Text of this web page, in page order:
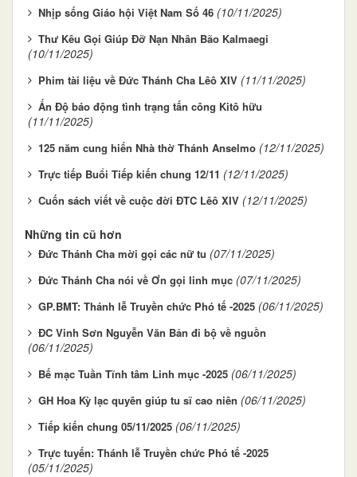
Nhịp sống Giáo hội Việt Nam Số 46 (10/11/2025)
Thư Kêu Gọi Giúp Đỡ Nạn Nhân Bão Kalmaegi
(10/11/2025)
Phim tài liệu về Đức Thánh Cha Lêô XIV (11/11/2025)
Ấn Độ báo động tình trạng tấn công Kitô hữu
(11/11/2025)
125 năm cung hiến Nhà thờ Thánh Anselmo (12/11/2025)
Trực tiếp Buổi Tiếp kiến chung 12/11 (12/11/2025)
Cuốn sách viết về cuộc đời ĐTC Lêô XIV (12/11/2025)
Những tin cũ hơn
Đức Thánh Cha mời gọi các nữ tu (07/11/2025)
Đức Thánh Cha nói về Ơn gọi linh mục (07/11/2025)
GP.BMT: Thánh lễ Truyền chức Phó tế -2025 (06/11/2025)
ĐC Vinh Sơn Nguyễn Văn Bản đi bộ về nguồn
(06/11/2025)
Bế mạc Tuần Tĩnh tâm Linh mục -2025 (06/11/2025)
GH Hoa Kỳ lạc quyên giúp tu sĩ cao niên (06/11/2025)
Tiếp kiến chung 05/11/2025 (06/11/2025)
Trực tuyến: Thánh lễ Truyền chức Phó tế -2025
(05/11/2025)